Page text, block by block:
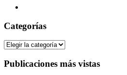
Categorías
Categorías
Publicaciones más vistas